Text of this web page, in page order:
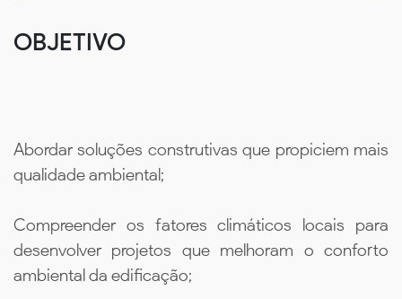
OBJETIVO
Abordar soluções construtivas que propiciem mais
qualidade ambiental;
Compreender os fatores climáticos locais para
desenvolver projetos que melhoram o conforto
ambiental da edificação;